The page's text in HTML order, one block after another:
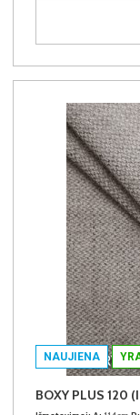
NAUJIENA
BOXY PLUS 120